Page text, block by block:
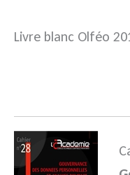
Livre blanc Olféo